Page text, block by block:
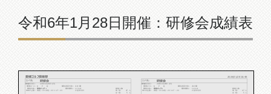
令和6年1月28日開催：研修会成績表
愛媛ゴルフ倶楽部
コンペ名: 研修会 コンペ名: 研修会
開催年月日： 24年1月28日 (日) 開催年月日： 24年1月28日 (日)
使用コース：
順位決定方法： 使用コース： 順位決定方法：
競技方法：
申告ハンディ 優先順位： 申告ハンディ 優先順位：
HDCP上限：
男性：23 女性：23 シニア：23 2:生年月日 男 性: 人 HDCP上限： 男性：23 女性：23 シニア：23 2:生年月日 男 性:
人
女 性:
人 女 性:
人
2024/01/28 16:48
47
47